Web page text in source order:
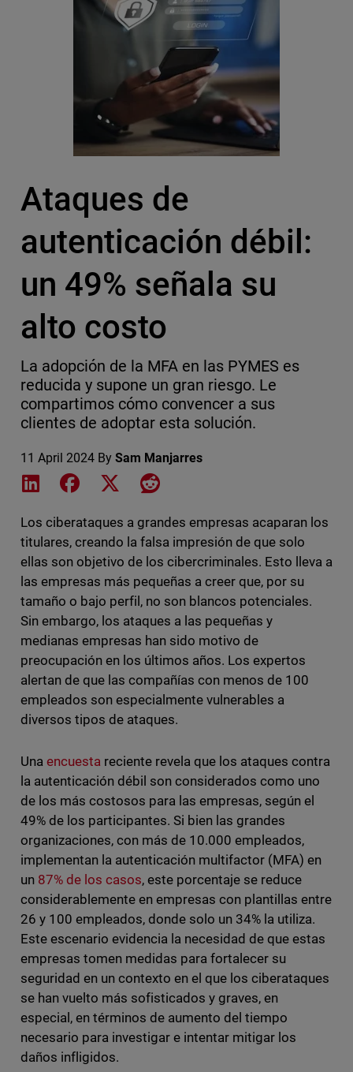
Ataques de
autenticación débil:
un 49% señala su
alto costo
La adopción de la MFA en las PYMES es
reducida y supone un gran riesgo. Le
compartimos cómo convencer a sus
clientes de adoptar esta solución.
11 April 2024 By Sam Manjarres
Share on LinkedIn
Share on Facebook
Share on XShare on Reddit
Los ciberataques a grandes empresas acaparan los
titulares, creando la falsa impresión de que solo
ellas son objetivo de los cibercriminales. Esto lleva a
las empresas más pequeñas a creer que, por su
tamaño o bajo perfil, no son blancos potenciales.
Sin embargo, los ataques a las pequeñas y
medianas empresas han sido motivo de
preocupación en los últimos años. Los expertos
alertan de que las compañías con menos de 100
empleados son especialmente vulnerables a
diversos tipos de ataques.
Una encuestareciente revela que los ataques contra
la autenticación débil son considerados como uno
de los más costosos para las empresas, según el
49% de los participantes. Si bien las grandes
organizaciones, con más de 10.000 empleados,
implementan la autenticación multifactor (MFA) en
un 87% de los casos, este porcentaje se reduce
considerablemente en empresas con plantillas entre
26 y 100 empleados, donde solo un 34% la utiliza.
Este escenario evidencia la necesidad de que estas
empresas tomen medidas para fortalecer su
seguridad en un contexto en el que los ciberataques
se han vuelto más sofisticados y graves, en
especial, en términos de aumento del tiempo
necesario para investigar e intentar mitigar los
daños infligidos.